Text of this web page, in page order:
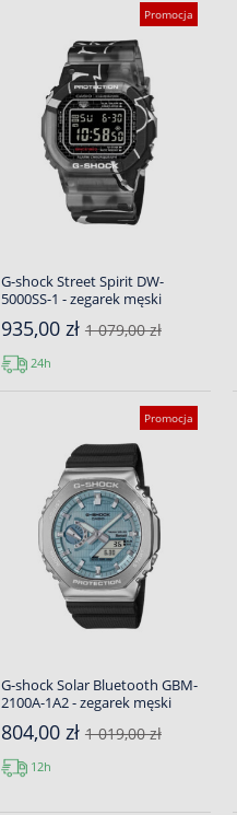
Promocja
G-shock Street Spirit DW-
5000SS-1 - zegarek męski
935,00 zł 1 079,00 zł
24h
Promocja
G-shock Solar Bluetooth GBM-
2100A-1A2 - zegarek męski
804,00 zł 1 019,00 zł
12h